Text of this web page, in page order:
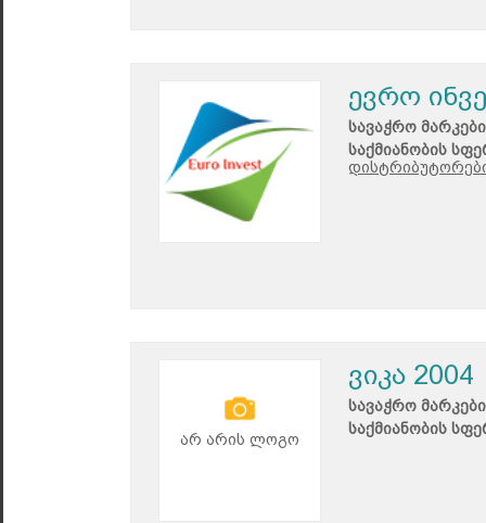
ევრო
სავაჭრო
საქმიანობის
არ არის ლოგო
ვიკა 2004
სავაჭრო
საქმიანობის